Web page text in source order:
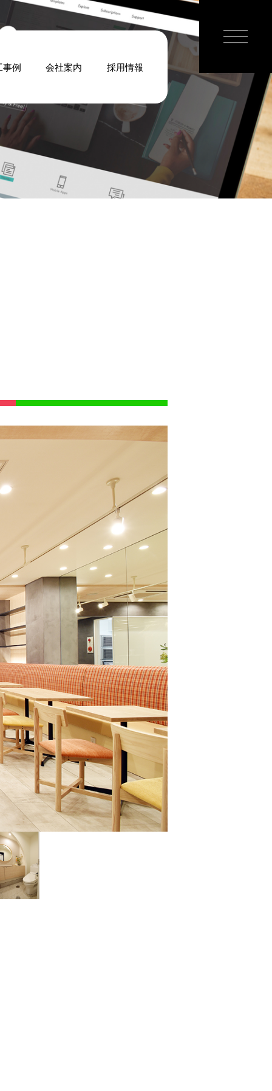
事例 会社案内 採用情報